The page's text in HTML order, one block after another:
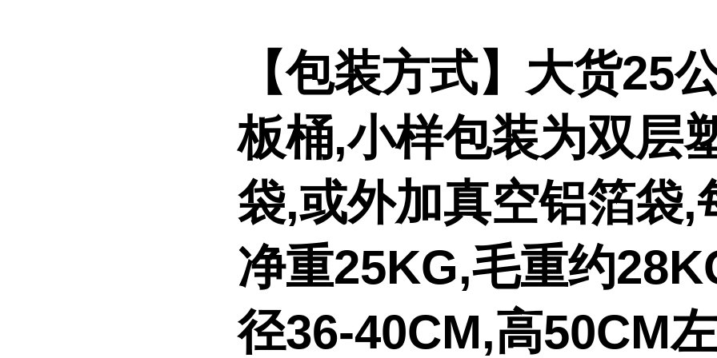
【包装方式】大货25
板桶,小样包装为双层
袋,或外加真空铝箔袋,
净重25KG,毛重约
径36-40CM,高50CM